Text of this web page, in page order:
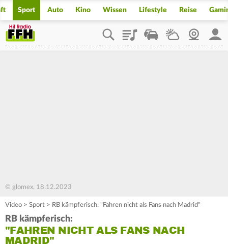
Sport Auto Kino Wissen Lifestyle Reise
PlaylistStaupilotWetterWebcam
© glomex, 18.12.2023
Video > Sport > RB kämpferisch: "Fahren nicht als Fans nach Madrid"
RB kämpferisch:
"FAHREN NICHT ALS FANS NACH
MADRID"